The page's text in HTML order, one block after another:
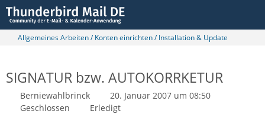
Allgemeines Arbeiten / Konten einrichten / Installation & Update
SIGNATUR bzw. AUTOKORRKETUR
Berniewahlbrinck
20. Januar 2007 um 08:50
Geschlossen
Erledigt